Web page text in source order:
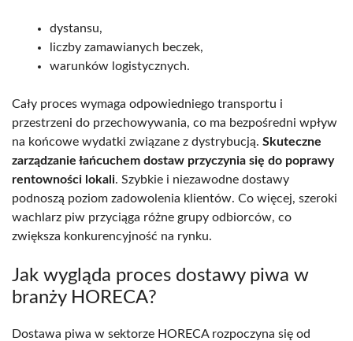
dystansu,
liczby zamawianych beczek,
warunków logistycznych.
Cały proces wymaga odpowiedniego transportu i
przestrzeni do przechowywania, co ma bezpośredni wpływ
na końcowe wydatki związane z dystrybucją. Skuteczne
zarządzanie łańcuchem dostaw przyczynia się do poprawy
rentowności lokali. Szybkie i niezawodne dostawy
podnoszą poziom zadowolenia klientów. Co więcej, szeroki
wachlarz piw przyciąga różne grupy odbiorców, co
zwiększa konkurencyjność na rynku.
Jak wygląda proces dostawy piwa w
branży HORECA?
Dostawa piwa w sektorze HORECA rozpoczyna się od